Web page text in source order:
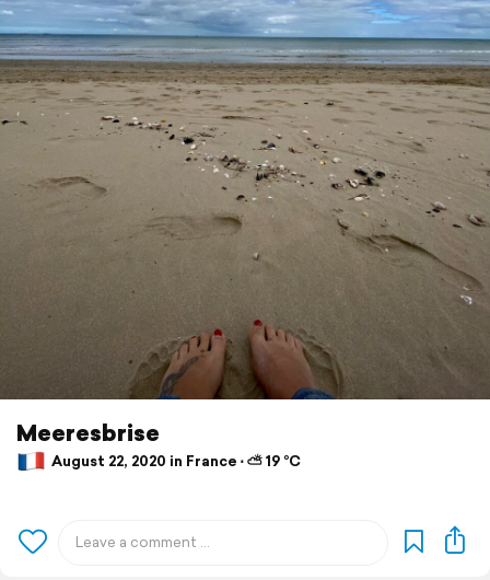
Meeresbrise
August 22, 2020 in France ⋅ ⛅ 19 °C